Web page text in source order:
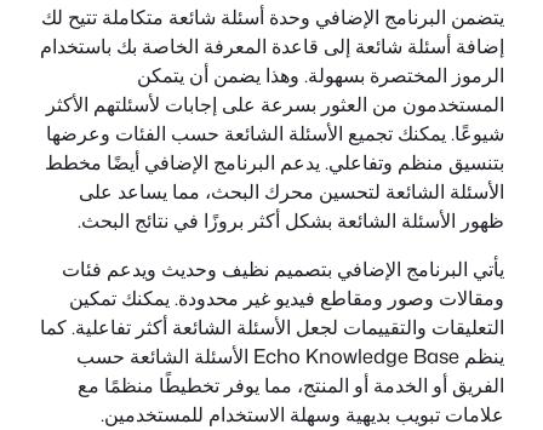
يتضمن البرنامج الإضافي وحدة أسئلة شائعة متكاملة تتيح لك
إضافة أسئلة شائعة إلى قاعدة المعرفة الخاصة بك باستخدام
الرموز المختصرة بسهولة. وهذا يضمن أن يتمكن
المستخدمون من العثور بسرعة على إجابات لأسئلتهم الأكثر
شيوعًا. يمكنك تجميع الأسئلة الشائعة حسب الفئات وعرضها
بتنسيق منظم وتفاعلي. يدعم البرنامج الإضافي أيضًا مخطط
الأسئلة الشائعة لتحسين محرك البحث، مما يساعد على
ظهور الأسئلة الشائعة بشكل أكثر بروزًا في نتائج البحث.
يأتي البرنامج الإضافي بتصميم نظيف وحديث ويدعم فئات
ومقالات وصور ومقاطع فيديو غير محدودة. يمكنك تمكين
التعليقات والتقييمات لجعل الأسئلة الشائعة أكثر تفاعلية. كما
ينظم Echo Knowledge Base الأسئلة الشائعة حسب
الفريق أو الخدمة أو المنتج، مما يوفر تخطيطًا منظمًا مع
علامات تبويب بديهية وسهلة الاستخدام للمستخدمين.